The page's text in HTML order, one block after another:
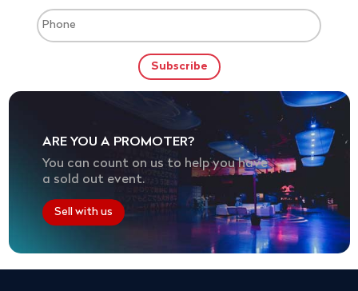
ARE YOU A PROMOTER?
You can count on us to help you have
a sold out event.
Sell with us